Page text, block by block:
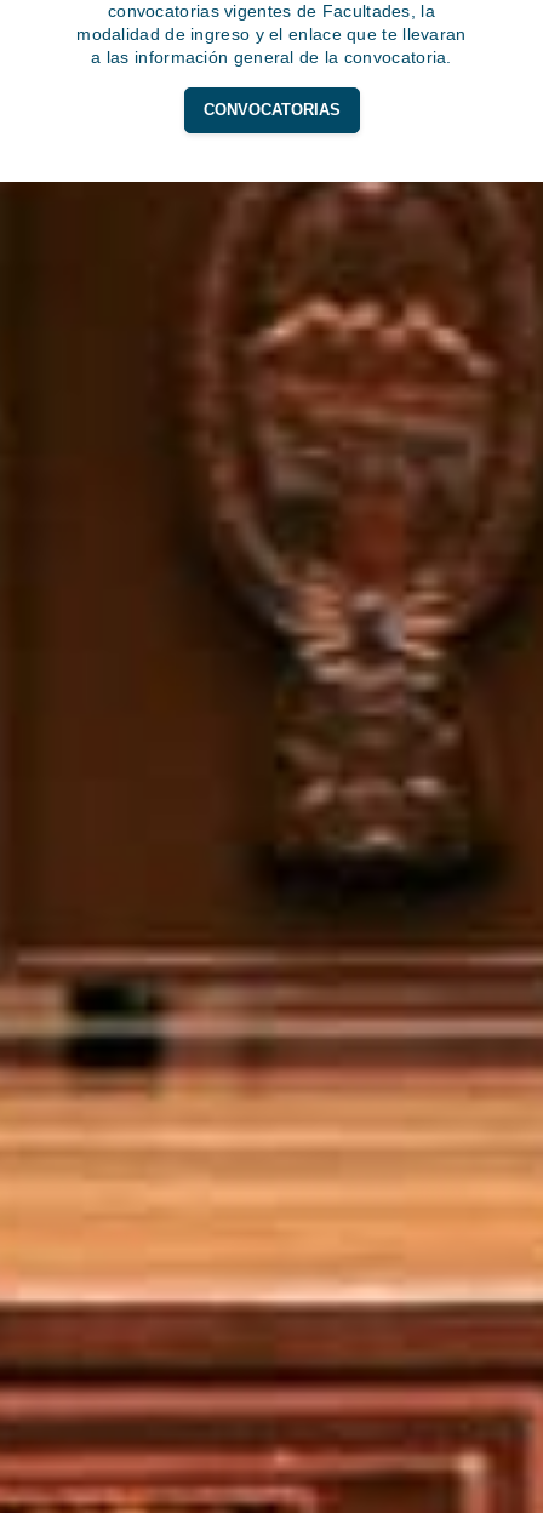
convocatorias vigentes de Facultades, la
modalidad de ingreso y el enlace que te llevaran
a las información general de la convocatoria.
CONVOCATORIAS